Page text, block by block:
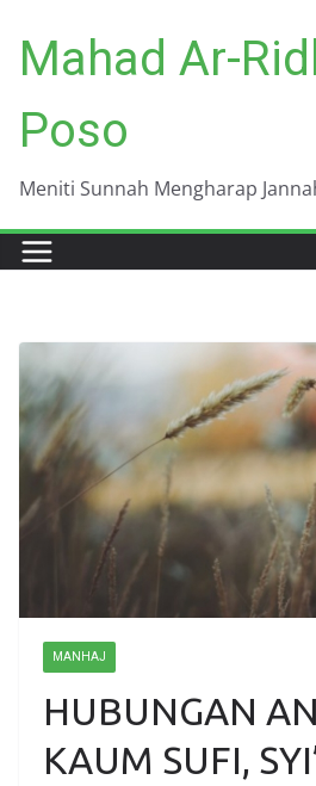
content
Mahad Ar-
Poso
Meniti Sunnah Mengharap
MANHAJ
HUBUNGAN
KAUM SUFI,